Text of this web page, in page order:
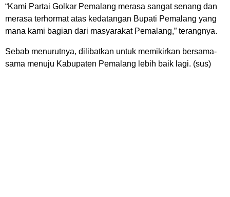
“Kami Partai Golkar Pemalang merasa sangat senang dan
merasa terhormat atas kedatangan Bupati Pemalang yang
mana kami bagian dari masyarakat Pemalang,” terangnya.
Sebab menurutnya, dilibatkan untuk memikirkan bersama-
sama menuju Kabupaten Pemalang lebih baik lagi. (sus)